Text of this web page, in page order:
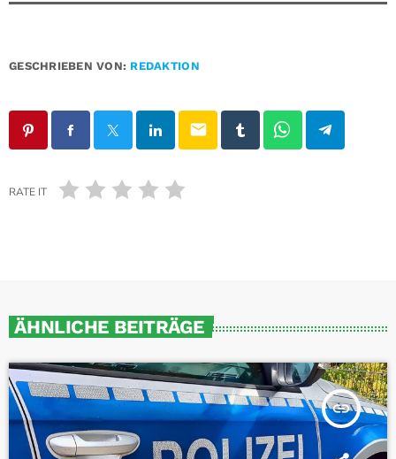
GESCHRIEBEN VON: REDAKTION
email
RATE IT
ÄHNLICHE BEITRÄGE
insert_link